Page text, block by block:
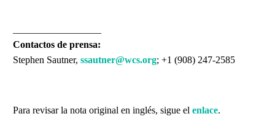
Contactos de prensa:
Stephen Sautner, ssautner@wcs.org; +1 (908) 247-2585
Para revisar la nota original en inglés, sigue el enlace.